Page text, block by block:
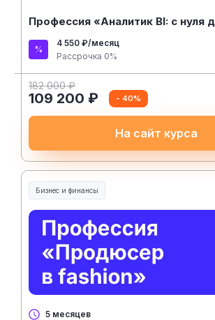
Профессия «Аналитик BI: с нуля
4 550 ₽/месяц
Рассрочка 0%
182 000 ₽
109 200 ₽ - 40%
На сайт курса
Бизнес и финансы
5 месяцев